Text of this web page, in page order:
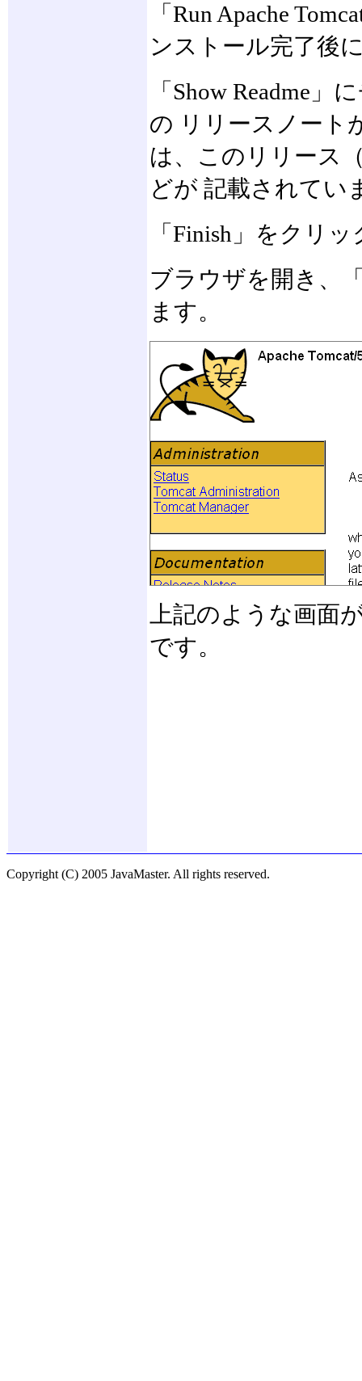
「Run Apache
ンストール完了後
「Show Readme
の リリースノート
は、このリリース
どが 記載されてい
「Finish」をクリ
ブラウザを開き、
ます。
上記のような画面
です。
Copyright (C) 2005 JavaMaster. All rights reserved.